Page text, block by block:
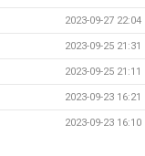
2023-09-27 22:04
2023-09-25 21:31
2023-09-25 21:11
2023-09-23 16:21
2023-09-23 16:10